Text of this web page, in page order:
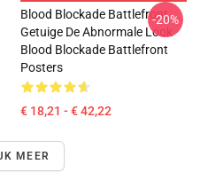
Blood Blockade Battlefront
Getuige De Abnormale Look
Blood Blockade Battlefront
Posters
€ 18,21 - € 42,22
-20%
MEER